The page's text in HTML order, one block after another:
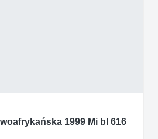
1999 Mi bl 616